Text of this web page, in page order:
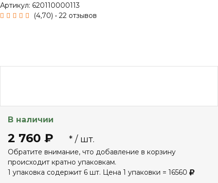
Артикул: 620110000113
(4,70) • 22 отзывов
В наличии
2 760 ₽ * / шт.
Обратите внимание, что добавление в корзину
происходит кратно упаковкам.
1 упаковка содержит 6 шт. Цена 1 упаковки = 16560